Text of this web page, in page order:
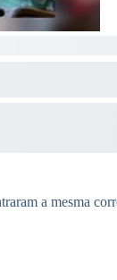
a mesma